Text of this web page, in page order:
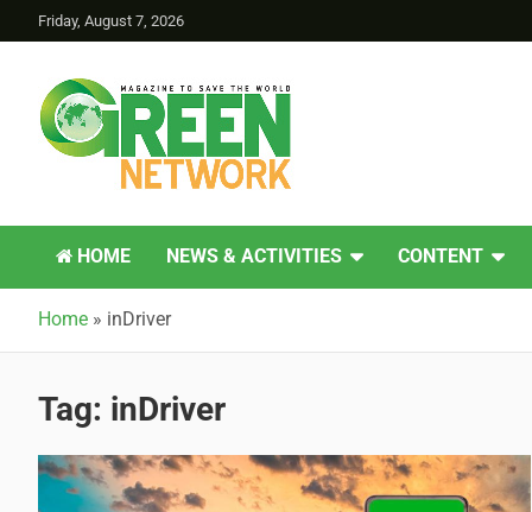
Friday, August 7, 2026
Green Network
HOME NEWS & ACTIVITIES CONTENT
Home » inDriver
Tag: inDriver